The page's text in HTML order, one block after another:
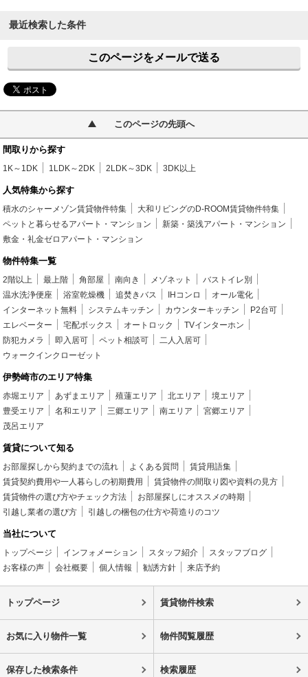
最近検索した条件
このページをメールで送る
このページの先頭へ
間取りから探す
1K～1DK 1LDK～2DK 2LDK～3DK 3DK以上
人気特集から探す
積水のシャーメゾン賃貸物件特集
大和リビングのD-ROOM賃貸物件特集
ペットと暮らせるアパート・マンション
新築・築浅アパート・マンション
敷金・礼金ゼロアパート・マンション
物件特集一覧
2階以上 最上階 角部屋 南向き メゾネット
バストイレ別
温水洗浄便座
浴室乾燥機 追焚きバス IHコンロ
オール電化
インターネット無料
システムキッチン カウンターキッチン
P2台可
エレベーター
宅配ボックス オートロック
TVインターホン
防犯カメラ
即入居可 ペット相談可
二人入居可
ウォークインクローゼット
伊勢崎市のエリア特集
赤堀エリア あずまエリア 殖蓮エリア 北エリア
境エリア
豊受エリア
名和エリア 三郷エリア 南エリア
宮郷エリア
茂呂エリア
賃貸について知る
お部屋探しから契約までの流れ よくある質問
賃貸用語集
賃貸契約費用や一人暮らしの初期費用
賃貸物件の間取り図や資料の見方
賃貸物件の選び方やチェック方法
お部屋探しにオススメの時期
引越し業者の選び方
引越しの梱包の仕方や荷造りのコツ
当社について
トップページ インフォメーション スタッフ紹介
スタッフブログ
お客様の声
会社概要 個人情報 勧誘方針 来店予約
トップページ 賃貸物件検索
お気に入り物件一覧 物件閲覧履歴
保存した検索条件 検索履歴